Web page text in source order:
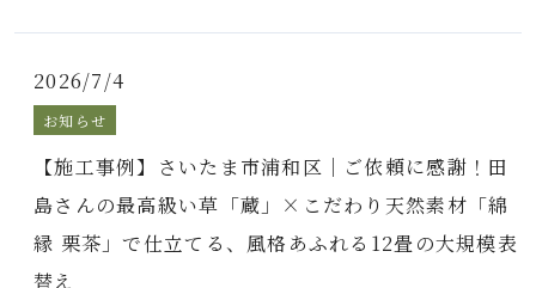
2026/7/4
お知らせ
【施工事例】さいたま市浦和区｜ご依頼に感謝！田
島さんの最高級い草「蔵」×こだわり天然素材「綿
縁 栗茶」で仕立てる、風格あふれる12畳の大規模表
替え